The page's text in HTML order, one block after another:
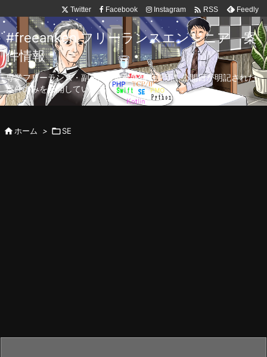
Twitter Facebook Instagram  RSS Feedly
#freeanken フリーランスエンジニア 案
件情報
専業フリーランス・副業向け案件を毎日更新！公開日が明記された
案件のみを公開しています。
ホーム > SE